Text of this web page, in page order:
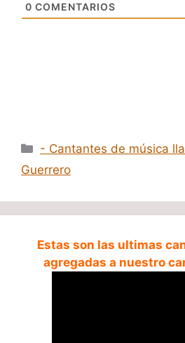
0 COMENTARIOS
Categorías
- Cantantes de música
Guerrero
Estas son las ultimas
agregadas a nuestro